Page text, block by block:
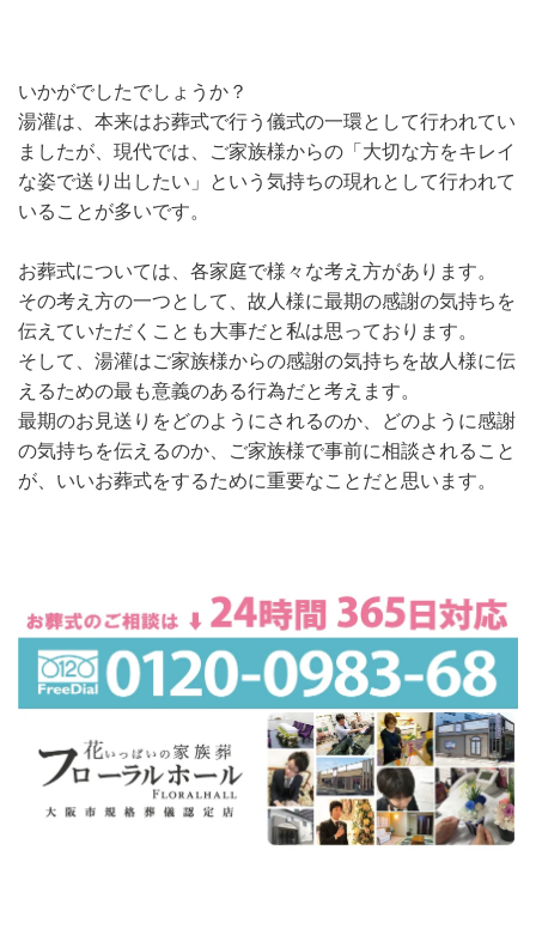
いかがでしたでしょうか？
湯灌は、本来はお葬式で行う儀式の一環として行われてい
ましたが、現代では、ご家族様からの「大切な方をキレイ
な姿で送り出したい」という気持ちの現れとして行われて
いることが多いです。
お葬式については、各家庭で様々な考え方があります。
その考え方の一つとして、故人様に最期の感謝の気持ちを
伝えていただくことも大事だと私は思っております。
そして、湯灌はご家族様からの感謝の気持ちを故人様に伝
えるための最も意義のある行為だと考えます。
最期のお見送りをどのようにされるのか、どのように感謝
の気持ちを伝えるのか、ご家族様で事前に相談されること
が、いいお葬式をするために重要なことだと思います。